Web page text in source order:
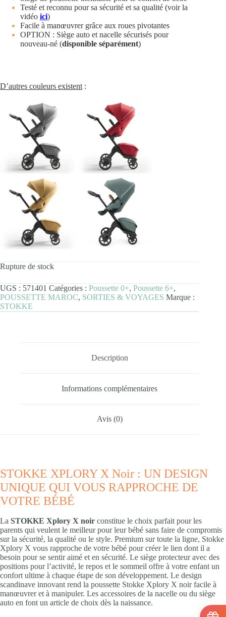
Testé et reconnu pour sa sécurité et sa qualité (voir la
vidéo ici)
Facile à manœuvrer grâce aux roues pivotantes
OPTION : Siège auto et nacelle sécurisés pour
nouveau-né (disponible séparément)
D’autres couleurs existent :
Rupture de stock
UGS : 571401 Catégories : Poussette 0+, Poussette 6+,
POUSSETTE MAROC, SORTIES & VOYAGES Marque :
STOKKE
Description
Informations complémentaires
Avis (0)
STOKKE XPLORY X Noir : UN DESIGN
UNIQUE QUI VOUS RAPPROCHE DE
VOTRE BÉBÉ
La STOKKE Xplory X noir constitue le choix parfait pour les
parents qui veulent le meilleur pour leur bébé sans faire de compromis
sur la sécurité, la qualité ou le style. Premium sur toute la ligne, Stokke
Xplory X vous rapproche de votre bébé pour créer le lien dont il a
besoin pour se sentir aimé et en sécurité. Le siège protecteur avec des
positions pour l’activité, le repos et le sommeil offre à votre enfant un
confort ultime à chaque étape de son développement. Le design
scandinave innovant rend la poussette Stokke Xplory X noir facile à
manœuvrer et à manipuler. Les accessoires de la nacelle ou du siège
auto en font un article de choix dès la naissance.